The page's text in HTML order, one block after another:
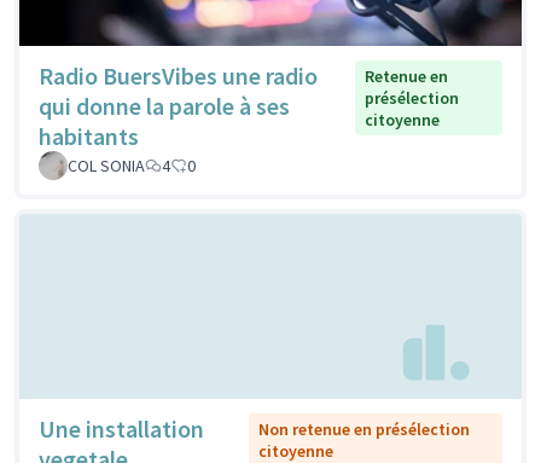
Radio BuersVibes une radio
qui donne la parole à ses
habitants
Retenue en
présélection
citoyenne
COL SONIA 4 0
Une installation
Non retenue en présélection
citoyenne